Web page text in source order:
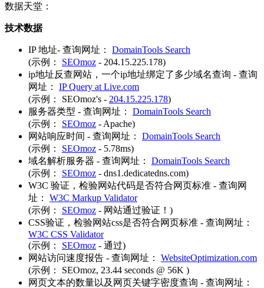
数据天堂：
技术数据
IP 地址- 查询网址： DomainTools Search
(示例： SEOmoz - 204.15.225.178)
ip地址反查网站，一个ip地址绑定了多少域名查询 - 查询
网址： IP Query at Live.com
(示例： SEOmoz's - 204.15.225.178)
服务器类型 - 查询网址： DomainTools Search
(示例： SEOmoz - Apache)
网站响应时间 - 查询网址： DomainTools Search
(示例： SEOmoz - 5.78ms)
域名解析服务器 - 查询网址： DomainTools Search
(示例： SEOmoz - dns1.dedicatedns.com)
W3C 验证，检验网站代码是否符合网页标准 - 查询网
址： W3C Markup Validator
(示例： SEOmoz - 网站通过验证！)
CSS验证，检验网站css是否符合网页标准 - 查询网址：
W3C CSS Validator
(示例： SEOmoz - 通过)
网站访问速度报告 - 查询网址： WebsiteOptimization.com
(示例： SEOmoz, 23.44 seconds @ 56K )
网页文本的数量以及网页关键字密度查询 - 查询网址：